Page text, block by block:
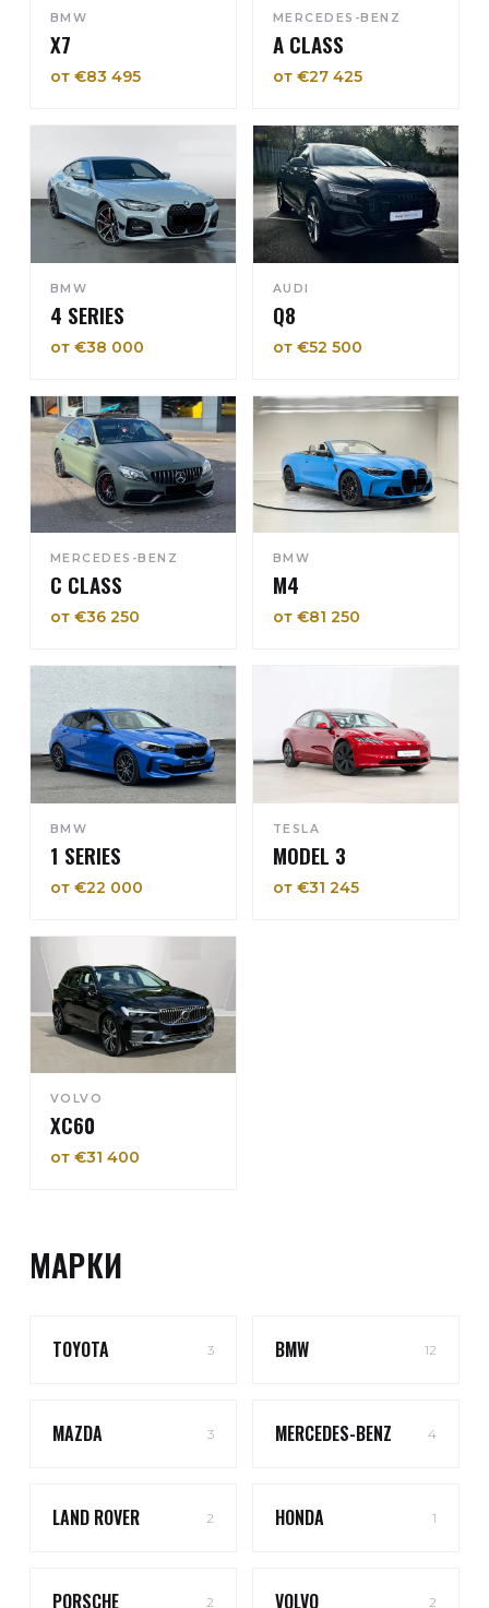
BMW
X7
от €83 495
MERCEDES-BENZ
A CLASS
от €27 425
BMW
4 SERIES
от €38 000
AUDI
Q8
от €52 500
MERCEDES-BENZ
C CLASS
от €36 250
BMW
M4
от €81 250
BMW
1 SERIES
от €22 000
TESLA
MODEL 3
от €31 245
VOLVO
XC60
от €31 400
МАРКИ
TOYOTA 3 BMW 12
MAZDA 3 MERCEDES-BENZ 4
LAND ROVER 2 HONDA 1
PORSCHE 2 VOLVO 2